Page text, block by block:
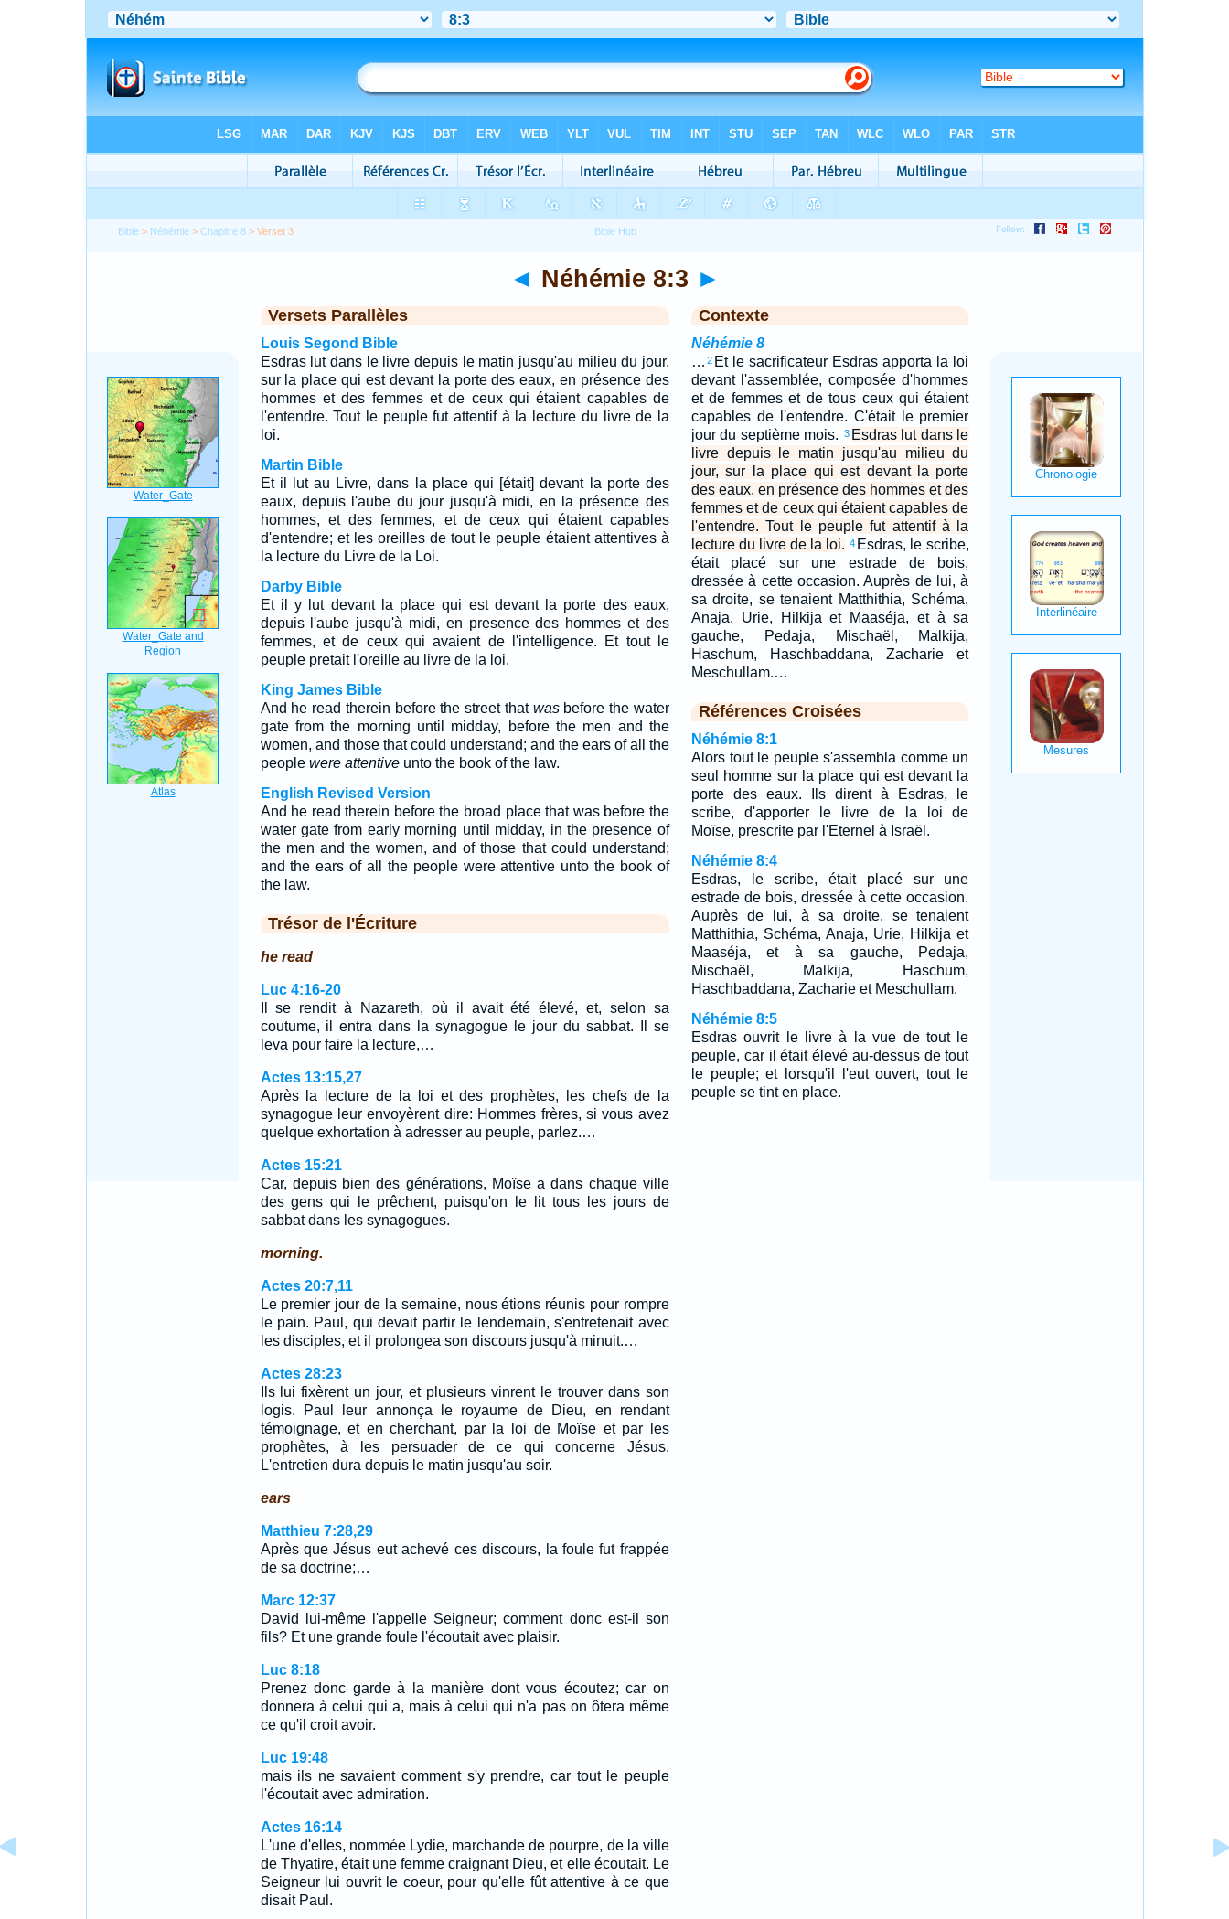
Bible > Néhémie >Chapitre 8 > Verset 3
◄ Néhémie 8:3 ►
Versets Parallèles
Louis Segond Bible
Esdras lut dans le livre depuis le matin jusqu'au milieu du jour,
sur la place qui est devant la porte des eaux, en présence des
hommes et des femmes et de ceux qui étaient capables de
l'entendre. Tout le peuple fut attentif à la lecture du livre de la
loi.
Martin Bible
Et il lut au Livre, dans la place qui [était] devant la porte des
eaux, depuis l'aube du jour jusqu'à midi, en la présence des
hommes, et des femmes, et de ceux qui étaient capables
d'entendre; et les oreilles de tout le peuple étaient attentives à
la lecture du Livre de la Loi.
Darby Bible
Et il y lut devant la place qui est devant la porte des eaux,
depuis l'aube jusqu'à midi, en presence des hommes et des
femmes, et de ceux qui avaient de l'intelligence. Et tout le
peuple pretait l'oreille au livre de la loi.
King James Bible
And he read therein before the street that wasbefore the water
gate from the morning until midday, before the men and the
women, and those that could understand; and the ears of all the
people were attentiveunto the book of the law.
English Revised Version
And he read therein before the broad place that was before the
water gate from early morning until midday, in the presence of
the men and the women, and of those that could understand;
and the ears of all the people were attentive unto the book of
the law.
Trésor de l'Écriture
he read
Luc 4:16-20
Il se rendit à Nazareth, où il avait été élevé, et, selon sa
coutume, il entra dans la synagogue le jour du sabbat. Il se
leva pour faire la lecture,…
Actes 13:15,27
Après la lecture de la loi et des prophètes, les chefs de la
synagogue leur envoyèrent dire: Hommes frères, si vous avez
quelque exhortation à adresser au peuple, parlez.…
Actes 15:21
Car, depuis bien des générations, Moïse a dans chaque ville
des gens qui le prêchent, puisqu'on le lit tous les jours de
sabbat dans les synagogues.
morning.
Actes 20:7,11
Le premier jour de la semaine, nous étions réunis pour rompre
le pain. Paul, qui devait partir le lendemain, s'entretenait avec
les disciples, et il prolongea son discours jusqu'à minuit.…
Actes 28:23
Ils lui fixèrent un jour, et plusieurs vinrent le trouver dans son
logis. Paul leur annonça le royaume de Dieu, en rendant
témoignage, et en cherchant, par la loi de Moïse et par les
prophètes, à les persuader de ce qui concerne Jésus.
L'entretien dura depuis le matin jusqu'au soir.
ears
Matthieu 7:28,29
Après que Jésus eut achevé ces discours, la foule fut frappée
de sa doctrine;…
Marc 12:37
David lui-même l'appelle Seigneur; comment donc est-il son
fils? Et une grande foule l'écoutait avec plaisir.
Luc 8:18
Prenez donc garde à la manière dont vous écoutez; car on
donnera à celui qui a, mais à celui qui n'a pas on ôtera même
ce qu'il croit avoir.
Luc 19:48
mais ils ne savaient comment s'y prendre, car tout le peuple
l'écoutait avec admiration.
Actes 16:14
L'une d'elles, nommée Lydie, marchande de pourpre, de la ville
de Thyatire, était une femme craignant Dieu, et elle écoutait. Le
Seigneur lui ouvrit le coeur, pour qu'elle fût attentive à ce que
disait Paul.
Contexte
Néhémie 8
… 2 Et le sacrificateur Esdras apporta la loi
devant l'assemblée, composée d'hommes
et de femmes et de tous ceux qui étaient
capables de l'entendre. C'était le premier
jour du septième mois. 3 Esdras lut dans le
livre depuis le matin jusqu'au milieu du
jour, sur la place qui est devant la porte
des eaux, en présence des hommes et des
femmes et de ceux qui étaient capables de
l'entendre. Tout le peuple fut attentif à la
lecture du livre de la loi. 4 Esdras, le scribe,
était placé sur une estrade de bois,
dressée à cette occasion. Auprès de lui, à
sa droite, se tenaient Matthithia, Schéma,
Anaja, Urie, Hilkija et Maaséja, et à sa
gauche, Pedaja, Mischaël, Malkija,
Haschum, Haschbaddana, Zacharie et
Meschullam.…
Références Croisées
Néhémie 8:1
Alors tout le peuple s'assembla comme un
seul homme sur la place qui est devant la
porte des eaux. Ils dirent à Esdras, le
scribe, d'apporter le livre de la loi de
Moïse, prescrite par l'Eternel à Israël.
Néhémie 8:4
Esdras, le scribe, était placé sur une
estrade de bois, dressée à cette occasion.
Auprès de lui, à sa droite, se tenaient
Matthithia, Schéma, Anaja, Urie, Hilkija et
Maaséja, et à sa gauche, Pedaja,
Mischaël, Malkija, Haschum,
Haschbaddana, Zacharie et Meschullam.
Néhémie 8:5
Esdras ouvrit le livre à la vue de tout le
peuple, car il était élevé au-dessus de tout
le peuple; et lorsqu'il l'eut ouvert, tout le
peuple se tint en place.